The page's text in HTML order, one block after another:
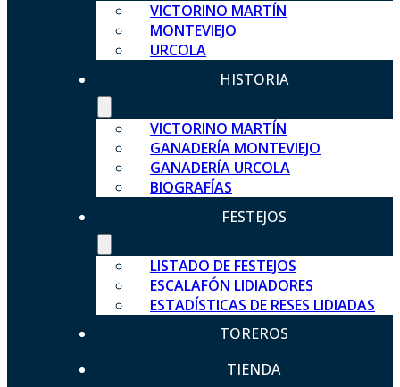
VICTORINO MARTÍN
MONTEVIEJO
URCOLA
HISTORIA
VICTORINO MARTÍN
GANADERÍA MONTEVIEJO
GANADERÍA URCOLA
BIOGRAFÍAS
FESTEJOS
LISTADO DE FESTEJOS
ESCALAFÓN LIDIADORES
ESTADÍSTICAS DE RESES LIDIADAS
TOREROS
TIENDA